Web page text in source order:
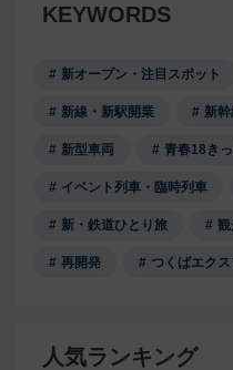
KEYWORDS
新オープン・注目スポット
新線・新駅開業 新
新型車両 青春18き
イベント列車・臨時列車
新・鉄道ひとり旅
再開発 つくばエク
人気ランキング